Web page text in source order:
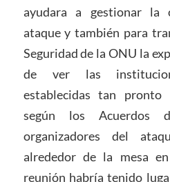
ayudara a gestionar la
ataque y también para
Seguridad de la ONU la
de ver las
establecidas tan pronto
según los Acuerdos
organizadores del
alrededor de la mesa
reunión habría tenido